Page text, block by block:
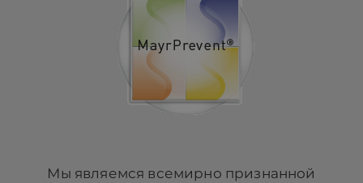
Мы являемся всемирно признанной